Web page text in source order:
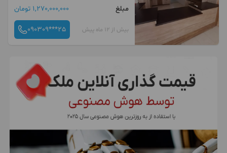
مبلغ
1,270,000,000 تومان
بیش از 12 ماه پیش 090309***25